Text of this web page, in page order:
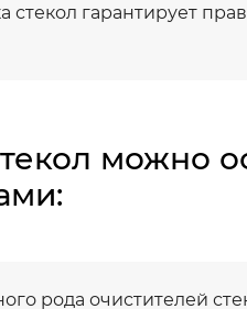
стекол гарантирует
можно
рода очистителей